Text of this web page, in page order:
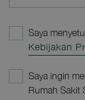
Saya
Kebijakan
Saya ingin
Rumah Sakit